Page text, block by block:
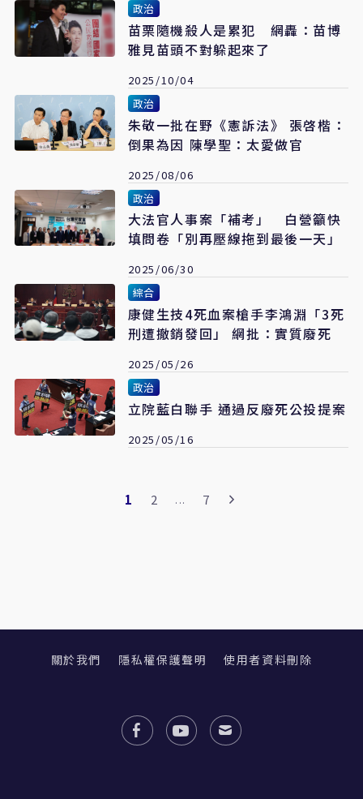
政治
苗栗隨機殺人是累犯 網轟：苗博
雅見苗頭不對躲起來了
2025/10/04
政治
朱敬一批在野《憲訴法》 張啓楷：
倒果為因 陳學聖：太愛做官
2025/08/06
政治
大法官人事案「補考」 白營籲快
填問卷「別再壓線拖到最後一天」
2025/06/30
綜合
康健生技4死血案槍手李鴻淵「3死
刑遭撤銷發回」 網批：實質廢死
2025/05/26
政治
立院藍白聯手 通過反廢死公投提案
2025/05/16
1 2 ... 7
關於我們 隱私權保護聲明 使用者資料刪除